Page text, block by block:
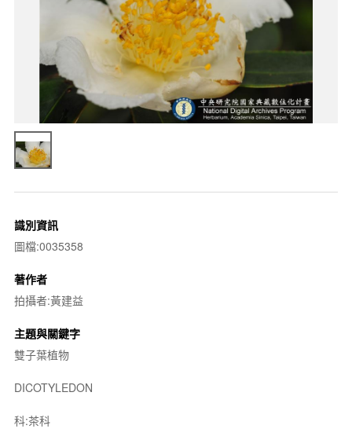
識別資訊
圖檔:0035358
著作者
拍攝者:黃建益
主題與關鍵字
雙子葉植物
DICOTYLEDON
科:茶科